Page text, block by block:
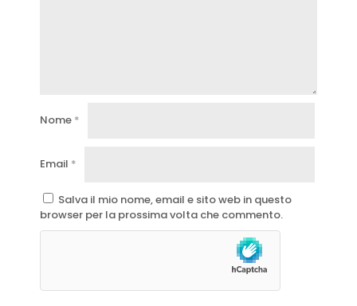
Nome *
Email *
Salva il mio nome, email e sito web in questo
browser per la prossima volta che commento.